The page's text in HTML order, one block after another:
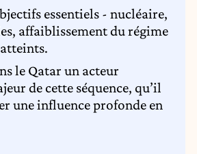
essentiels - nucléaire,
affaiblissement du régime
le Qatar un acteur
de cette séquence, qu’il
une influence profonde en